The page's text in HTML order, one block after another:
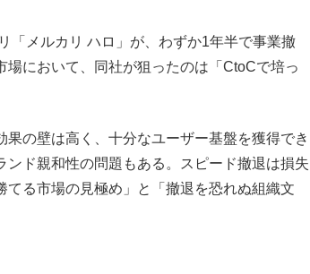
メルカリ ハロ」が、わずか1年半で事業撤
において、同社が狙ったのは「CtoCで培っ
の壁は高く、十分なユーザー基盤を獲得でき
ド親和性の問題もある。スピード撤退は損失
る市場の見極め」と「撤退を恐れぬ組織文